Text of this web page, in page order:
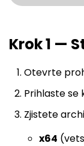
Krok 1 —
Otevrte
Prihlaste se
Zjistete
x64